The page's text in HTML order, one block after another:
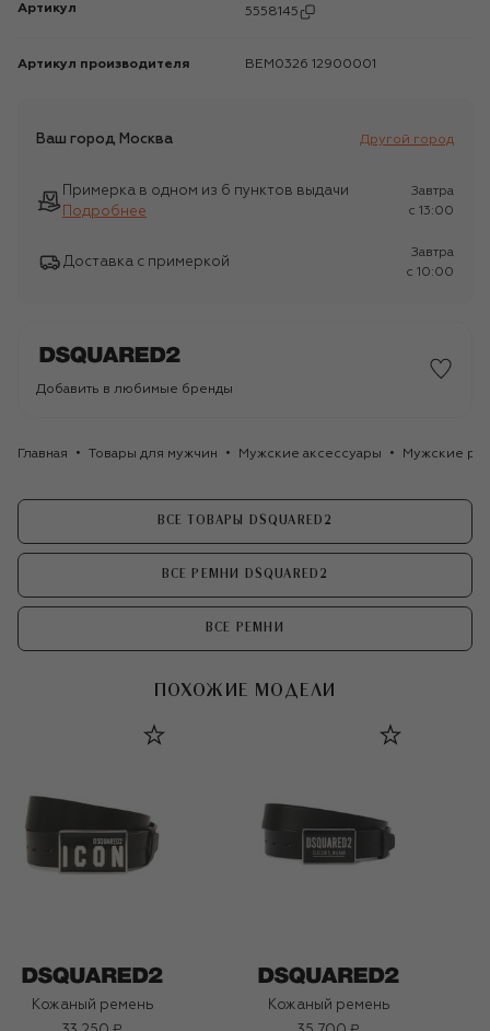
Артикул 5558145
Артикул производителя BEM0326 12900001
Ваш город Москва Другой город
Примерка в одном из 6 пунктов выдачи
Подробнее
Завтра
c 13:00
Доставка с примеркой
Завтра
c 10:00
Добавить в любимые бренды
Главная Товары для мужчин Мужские аксессуары Мужские
ВСЕ ТОВАРЫ DSQUARED2
ВСЕ РЕМНИ DSQUARED2
ВСЕ РЕМНИ
ПОХОЖИЕ МОДЕЛИ
Кожаный ремень
Кожаный ремень